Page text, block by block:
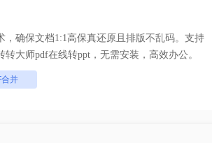
，确保文档1:1高保真还原且排版不乱码。支持
转大师pdf在线转ppt，无需安装，高效办公。
并